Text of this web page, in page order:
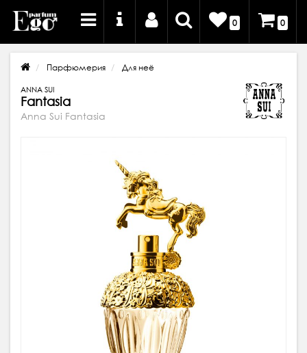
0 0
Парфюмерия Для неё
ANNA SUI
Fantasia
Anna Sui Fantasia